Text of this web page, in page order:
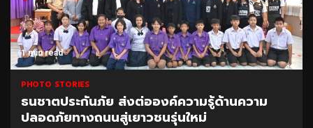
1 min read
PHOTO STORIES
ธนชาตประกันภัย ส่งต่อองค์ความรู้ด้านความ
ปลอดภัยทางถนนสู่เยาวชนรุ่นใหม่